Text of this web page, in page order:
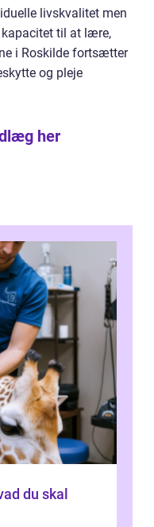
livskvalitet men
til at lære,
i Roskilde fortsætter
og pleje
her